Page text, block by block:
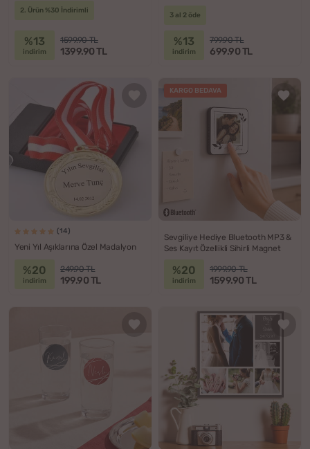
2. Ürün %30 İndirimli
%13
indirim
1599.90 TL
1399.90 TL
3 al 2 öde
%13
indirim
799.90 TL
699.90 TL
(14)
Yeni Yıl Aşıklarına Özel Madalyon
%20
indirim
249.90 TL
199.90 TL
KARGO BEDAVA
Sevgiliye Hediye Bluetooth MP3 &
Ses Kayıt Özellikli Sihirli Magnet
%20
indirim
1999.90 TL
1599.90 TL